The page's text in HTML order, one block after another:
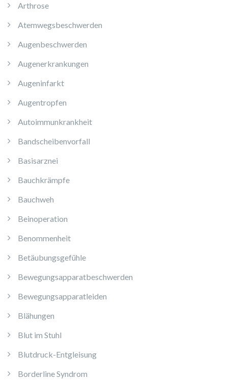
Arthrose
Atemwegsbeschwerden
Augenbeschwerden
Augenerkrankungen
Augeninfarkt
Augentropfen
Autoimmunkrankheit
Bandscheibenvorfall
Basisarznei
Bauchkrämpfe
Bauchweh
Beinoperation
Benommenheit
Betäubungsgefühle
Bewegungsapparatbeschwerden
Bewegungsapparatleiden
Blähungen
Blut im Stuhl
Blutdruck-Entgleisung
Borderline Syndrom